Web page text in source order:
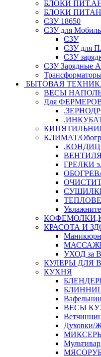
БЛОКИ
БЛОКИ
СЗУ 18650
СЗУ для
СЗУ
СЗУ для
СЗУ
СЗУ Зарядные
БЫТОВАЯ
ВЕСЫ
Для
КЛИМАТ/
ГРЕЛКИ
КРАСОТА И
УХОД за
КУЛЕРЫ ДЛЯ
КУХНЯ
ВЕСЫ
Духовки/